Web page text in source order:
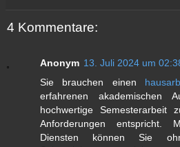
4 Kommentare:
Anonym 13. Juli 2024 um
Sie brauchen einen
erfahrenen akademischen
hochwertige Semesterarbeit
Anforderungen entspricht.
Diensten können Sie